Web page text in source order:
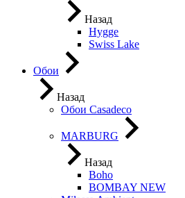
Назад
Hygge
Swiss Lake
Обои
Назад
Обои Casadeco
MARBURG
Назад
Boho
BOMBAY NEW